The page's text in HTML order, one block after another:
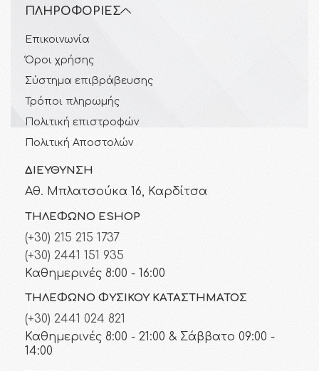
ΠΛΗΡΟΦΟΡΊΕΣ
Επικοινωνία
Όροι χρήσης
Σύστημα επιβράβευσης
Τρόποι πληρωμής
Πολιτική επιστροφών
Πολιτική Αποστολών
ΔΙΕΎΘΥΝΣΗ
Αθ. Μπλατσούκα 16, Καρδίτσα
ΤΗΛΈΦΩΝΟ ESHOP
(+30) 215 215 1737
(+30) 2441 151 935
Καθημερινές 8:00 - 16:00
ΤΗΛΈΦΩΝΟ ΦΥΣΙΚΟΎ ΚΑΤΑΣΤΉΜΑΤΟΣ
(+30) 2441 024 821
Καθημερινές 8:00 - 21:00 & Σάββατο 09:00 -
14:00